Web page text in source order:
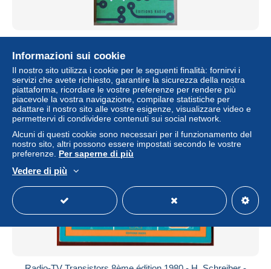
1976 - H. Schreiber - Société des Editions Radio, Paris
± 16,14 USD
Stato Professionista
Informazioni sui cookie
Il nostro sito utilizza i cookie per le seguenti finalità: fornirvi i
servizi che avete richiesto, garantire la sicurezza della nostra
piattaforma, ricordare le vostre preferenze per rendere più
piacevole la vostra navigazione, compilare statistiche per
adattare il nostro sito alle vostre esigenze, visualizzare video e
permettervi di condividere contenuti sui social network.
Alcuni di questi cookie sono necessari per il funzionamento del
nostro sito, altri possono essere impostati secondo le vostre
preferenze. Per saperne di più
Vedere di più